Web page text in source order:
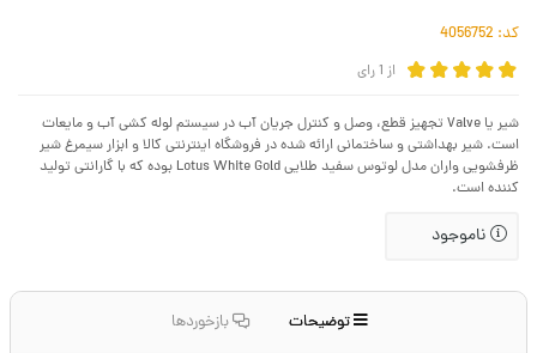
کد:
از 1رای
شیر یا Valve تجهیز قطع، وصل و کنترل جریان آب در سیستم لوله کشی آب و مایعات
است. شیر بهداشتی و ساختمانی ارائه شده در فروشگاه اینترنتی کالا و ابزار سیمرغ شیر
ظرفشویی واران مدل لوتوس سفید طلایی Lotus White Gold بوده که با گارانتی تولید
کننده است.
ناموجود
توضیحات بازخوردها